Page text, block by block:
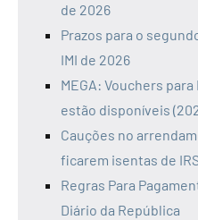
de 2026
Prazos para o
IMI de 2026
MEGA: Vouchers
estão disponíveis
Cauções no
ficarem isentas de
Regras Para
Diário da República